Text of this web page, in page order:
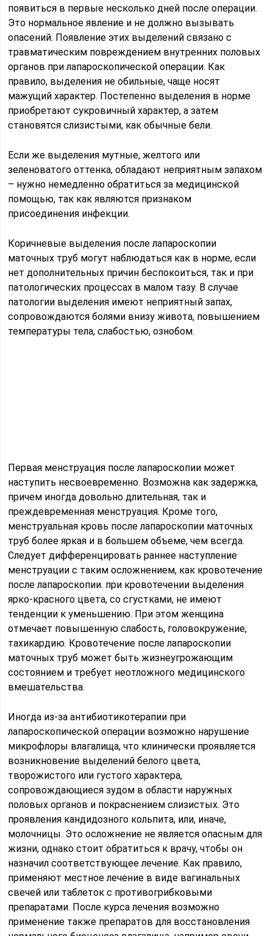
появиться в первые несколько дней после операции.
Это нормальное явление и не должно вызывать
опасений. Появление этих выделений связано с
травматическим повреждением внутренних половых
органов при лапароскопической операции. Как
правило, выделения не обильные, чаще носят
мажущий характер. Постепенно выделения в норме
приобретают сукровичный характер, а затем
становятся слизистыми, как обычные бели.
Если же выделения мутные, желтого или
зеленоватого оттенка, обладают неприятным запахом
– нужно немедленно обратиться за медицинской
помощью, так как являются признаком
присоединения инфекции.
Коричневые выделения после лапароскопии
маточных труб могут наблюдаться как в норме, если
нет дополнительных причин беспокоиться, так и при
патологических процессах в малом тазу. В случае
патологии выделения имеют неприятный запах,
сопровождаются болями внизу живота, повышением
температуры тела, слабостью, ознобом.
Первая менструация после лапароскопии может
наступить несвоевременно. Возможна как задержка,
причем иногда довольно длительная, так и
преждевременная менструация. Кроме того,
менструальная кровь после лапароскопии маточных
труб более яркая и в большем объеме, чем всегда.
Следует дифференцировать раннее наступление
менструации с таким осложнением, как кровотечение
после лапароскопии. при кровотечении выделения
ярко-красного цвета, со сгустками, не имеют
тенденции к уменьшению. При этом женщина
отмечает повышенную слабость, головокружение,
тахикардию. Кровотечение после лапароскопии
маточных труб может быть жизнеугрожающим
состоянием и требует неотложного медицинского
вмешательства.
Иногда из-за антибиотикотерапии при
лапароскопической операции возможно нарушение
микрофлоры влагалища, что клинически проявляется
возникновение выделений белого цвета,
творожистого или густого характера,
сопровождающиеся зудом в области наружных
половых органов и покраснением слизистых. Это
проявления кандидозного кольпита, или, иначе,
молочницы. Это осложнение не является опасным для
жизни, однако стоит обратиться к врачу, чтобы он
назначил соответствующее лечение. Как правило,
применяют местное лечение в виде вагинальных
свечей или таблеток с противогрибковыми
препаратами. После курса лечения возможно
применение также препаратов для восстановления